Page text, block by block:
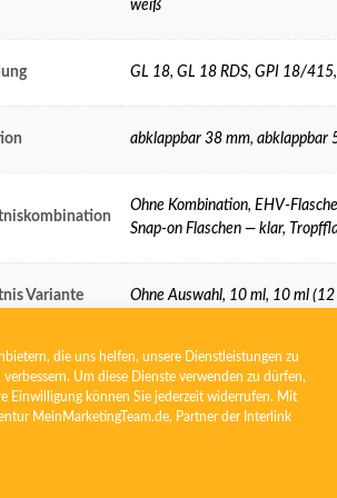
die uns helfen, unsere Dienstleistungen zu
Um diese Dienste verwenden zu dürfen,
Einwilligung können Sie jederzeit widerrufen. Mit
MeinMarketingTeam.de, Partner der Interlink
weiß
GL 18, GL 18 RDS, GPI 18/415,
abklappbar 38 mm, abklappbar
Ohne Kombination, EHV-
Snap-on Flaschen — klar,
Variante Ohne Auswahl, 10 ml, 10 ml (12
DSE gem. Art. 26/